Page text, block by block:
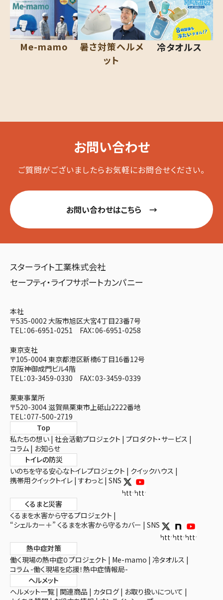
Me-mamo
暑さ対策ヘルメ
ット
冷タオルス
お問い合わせ
ご質問がございましたらお気軽にお問合せください。
お問い合わせはこちら →
Top
私たちの想い 社会活動プロジェクト プロダクト・サービス
コラム
お知らせ
トイレの防災
いのちを守る安心なトイレプロジェクト
クイックハウス
携帯用クイックトイレ すわっと SNS
https://x.com/toiletex
https://
くるまと災害
くるまを水害から守るプロジェクト
“シェルカー＋” くるまを水害から守るカバー SNS
https://https://https://
熱中症対策
働く現場の熱中症０プロジェクト
Me-mamo 冷タオルス
コラム -働く現場を応援！熱中症情報局-
ヘルメット
ヘルメット一覧 関連商品 カタログ
お取り扱いについて
スターライト工業株式会社
セーフティ・ライフサポートカンパニー
本社
〒535-0002 大阪市旭区大宮4丁目23番7号
TEL：06-6951-0251 FAX：06-6951-0258
東京支社
〒105-0004 東京都港区新橋6丁目16番12号
京阪神御成門ビル4階
TEL：03-3459-0330 FAX：03-3459-0339
栗東事業所
〒520-3004 滋賀県栗東市上砥山2222番地
TEL：077-500-2719